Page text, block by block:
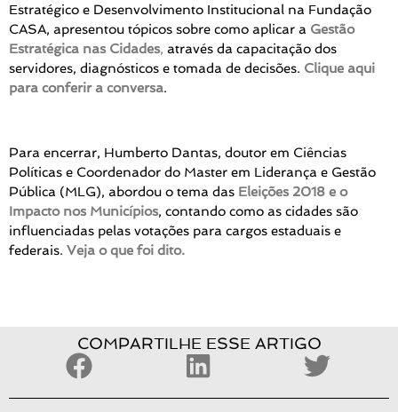
Estratégico e Desenvolvimento Institucional na Fundação
CASA, apresentou tópicos sobre como aplicar a Gestão
Estratégica nas Cidades, através da capacitação dos
servidores, diagnósticos e tomada de decisões. Clique aqui
para conferir a conversa.
Para encerrar, Humberto Dantas, doutor em Ciências
Políticas e Coordenador do Master em Liderança e Gestão
Pública (MLG), abordou o tema das Eleições 2018 e o
Impacto nos Municípios, contando como as cidades são
influenciadas pelas votações para cargos estaduais e
federais. Veja o que foi dito.
COMPARTILHE ESSE ARTIGO